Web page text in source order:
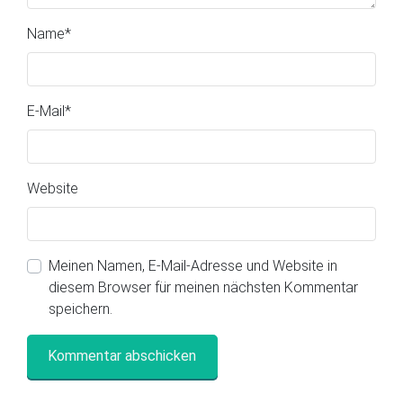
Name*
E-Mail *
Website
Meinen Namen, E-Mail-Adresse und Website in
diesem Browser für meinen nächsten Kommentar
speichern.